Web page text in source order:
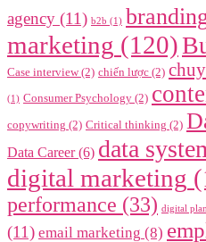
agency (11) b2b (1)
marketing (120)
Case interview(2) chiến lược (2)
(1) Consumer Psychology (2)
copywriting (2) Critical thinking (2)
Data Career(6) data
digital marketing
performance (33) digital
(11) email marketing (8)